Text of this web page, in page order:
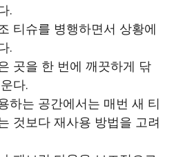
.
티슈를 병행하면서 상황에
.
곳을 한 번에 깨끗하게 닦
다.
하는 공간에서는 매번 새 티
것보다 재사용 방법을 고려